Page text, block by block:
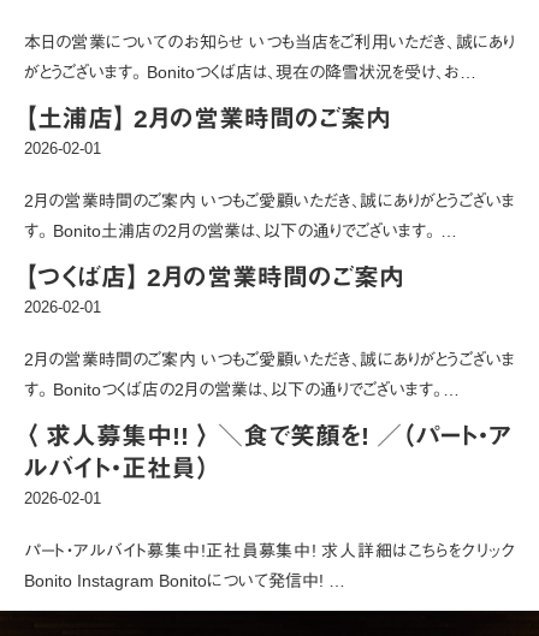
本日の営業についてのお知らせ いつも当店をご利用いただき、誠にあり
がとうございます。 Bonitoつくば店は、現在の降雪状況を受け、お…
【土浦店】 2月の営業時間のご案内
2026-02-01
2月の営業時間のご案内 いつもご愛顧いただき、誠にありがとうございま
す。 Bonito土浦店の2月の営業は、以下の通りでございます。 …
【つくば店】 2月の営業時間のご案内
2026-02-01
2月の営業時間のご案内 いつもご愛顧いただき、誠にありがとうございま
す。 Bonitoつくば店の2月の営業は、以下の通りでございます。…
〈 求人募集中!! 〉 ＼食で笑顔を! ／（パート・ア
ルバイト・正社員）
2026-02-01
パート・アルバイト募集中!正社員募集中! 求人詳細はこちらをクリック
Bonito Instagram Bonitoについて発信中! …